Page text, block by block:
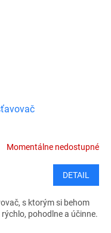
Momentálne nedostupné
DETAIL
s ktorým si behom
pohodlne a účinne.